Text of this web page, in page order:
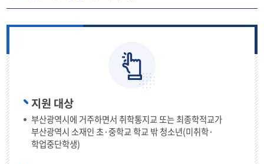
지원 대상
부산광역시에 거주하면서 취학통지교 또는 최종학적교가
부산광역시 소재인 초·중학교 학교 밖 청소년(미취학·
학업중단학생)